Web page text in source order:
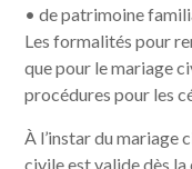
• de patrimoine
Les formalités pour
que pour le mariage
procédures pour les
À l’instar du mariage
civile est valide dès la